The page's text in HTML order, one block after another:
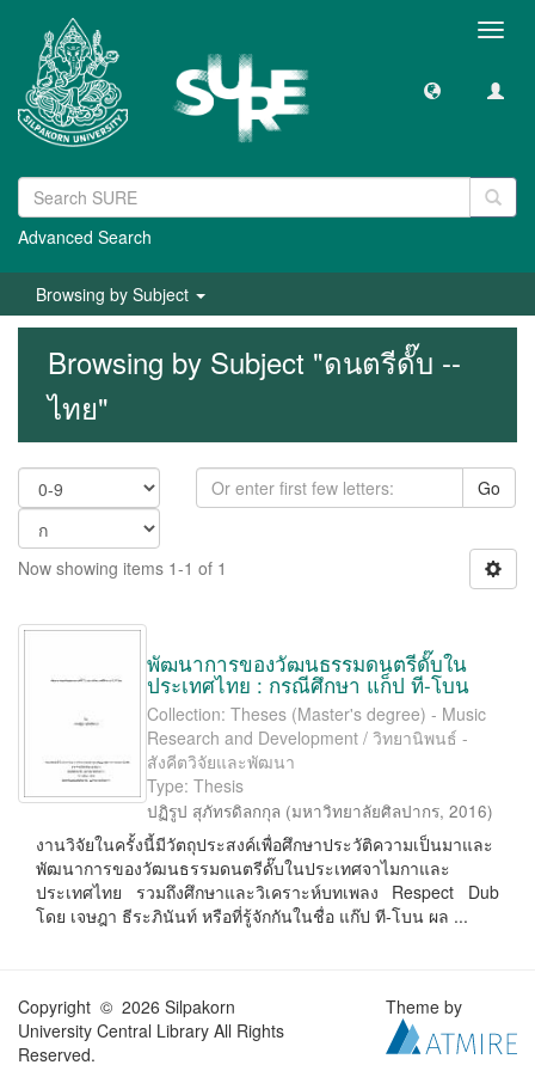
Advanced Search
Browsing by Subject
Browsing by Subject "ดนตรีดั๊บ --
ไทย"
Go
Now showing items 1-1 of 1
พัฒนาการของวัฒนธรรมดนตรีดั๊บใน
ประเทศไทย : กรณีศึกษา แก็ป ที-โบน
Collection: Theses (Master's degree) - Music
Research and Development / วิทยานิพนธ์ -
สังคีตวิจัยและพัฒนา
Type: Thesis
ปฏิรูป สุภัทรดิลกกุล (มหาวิทยาลัยศิลปากร, 2016)
งานวิจัยในครั้งนี้มีวัตถุประสงค์เพื่อศึกษาประวัติความเป็นมาและ
พัฒนาการของวัฒนธรรมดนตรีดั๊บในประเทศจาไมกาและ
ประเทศไทย รวมถึงศึกษาและวิเคราะห์บทเพลง Respect Dub
โดย เจษฎา ธีระภินันท์ หรือที่รู้จักกันในชื่อ แก๊ป ที-โบน ผล ...
Copyright © 2026 Silpakorn
University Central Library All Rights
Reserved.
Theme by